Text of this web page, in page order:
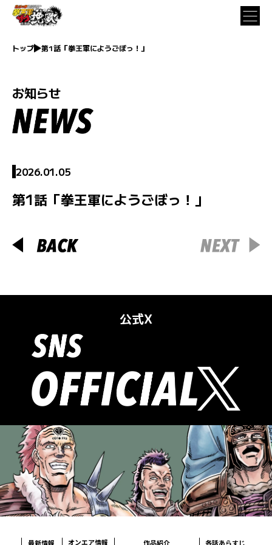
トップ 第1話「拳王軍にようごぼっ！」
お知らせ
2026.01.05
第1話「拳王軍にようごぼっ！」
公式X
最新情報 オンエア情報 作品紹介 各話あらすじ